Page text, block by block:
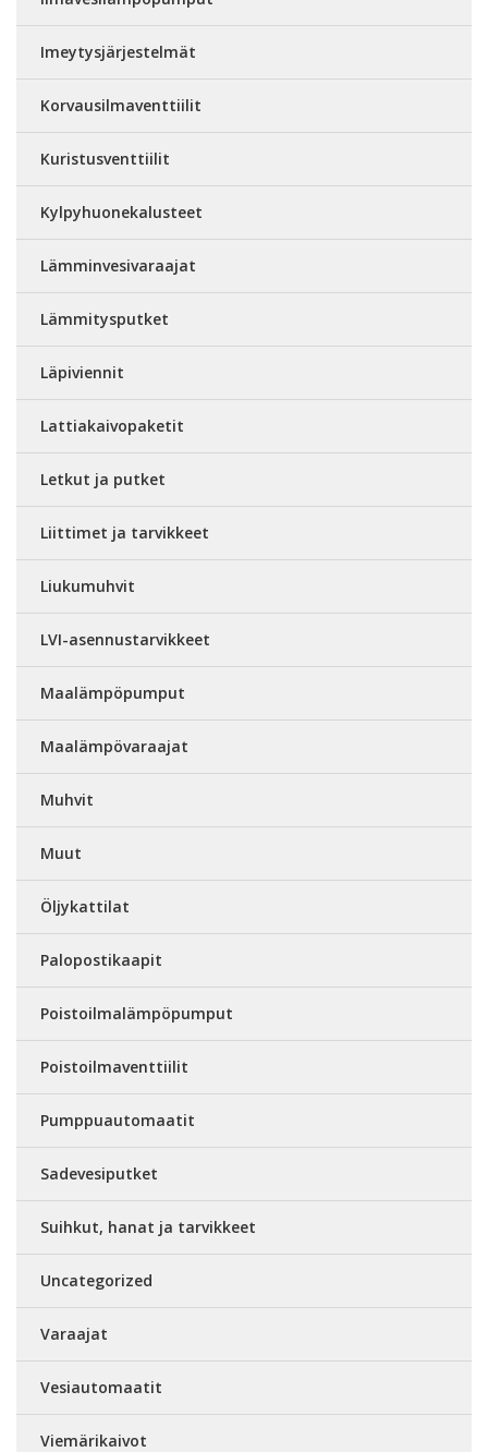
Imeytysjärjestelmät
Korvausilmaventtiilit
Kuristusventtiilit
Kylpyhuonekalusteet
Lämminvesivaraajat
Lämmitysputket
Läpiviennit
Lattiakaivopaketit
Letkut ja putket
Liittimet ja tarvikkeet
Liukumuhvit
LVI-asennustarvikkeet
Maalämpöpumput
Maalämpövaraajat
Muhvit
Muut
Öljykattilat
Palopostikaapit
Poistoilmalämpöpumput
Poistoilmaventtiilit
Pumppuautomaatit
Sadevesiputket
Suihkut, hanat ja tarvikkeet
Uncategorized
Varaajat
Vesiautomaatit
Viemärikaivot